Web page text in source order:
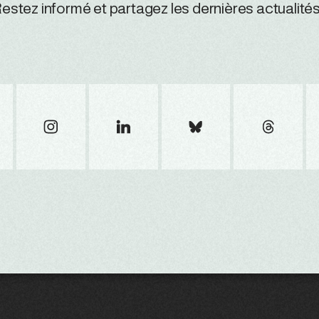
informé et partagez les dernières